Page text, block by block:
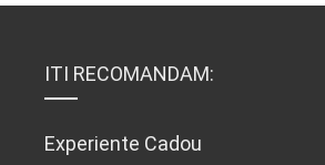
ITI RECOMANDAM:
Experiente Cadou